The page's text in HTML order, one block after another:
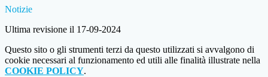
Notizie
Ultima revisione il 17-09-2024
Questo sito o gli strumenti terzi da questo utilizzati si avvalgono di
cookie necessari al funzionamento ed utili alle finalità illustrate nella
COOKIE POLICY.